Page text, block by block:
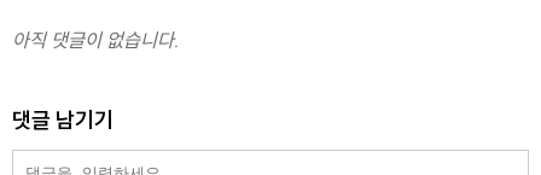
아직 댓글이 없습니다.
댓글 남기기